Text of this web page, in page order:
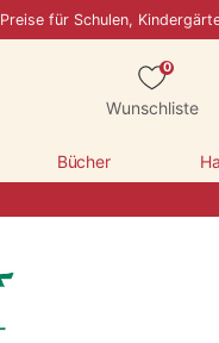
Preise für Schulen,
0
Wunschliste
Bücher